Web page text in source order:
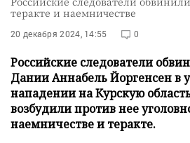
теракте и наемничестве
20 декабря 2024, 14:55 0
Российские следователи
Дании Аннабель Йоргенсен в
нападении на Курскую
возбудили против нее
наемничестве и теракте.